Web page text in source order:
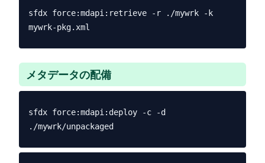
sfdx force:mdapi:retrieve -r ./mywrk -k
メタデータの配備
sfdx force:mdapi:deploy -c -d